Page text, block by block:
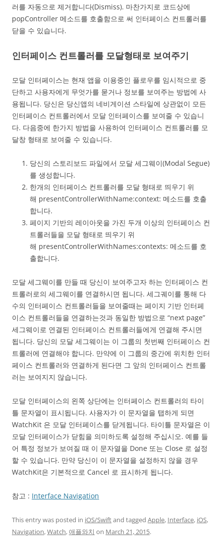
러를 자동으로 제거합니다(Dismiss). 마찬가지로 코드상에
popController 메소드를 호출함으로 써 인터페이스 컨트롤러를
닫을 수 있습니다.
인터페이스 컨트롤러를 모달형태로 보여주기
모달 인터페이스는 현재 앱을 이용중인 플로우를 임시적으로 중
단하고 사용자에게 무엇가를 묻거나 정보를 보여주는 방법에 사
용됩니다. 당신은 당신앱의 네비게이션 스타일에 상관없이 모든
인터페이스 컨트롤러에서 모달 인터페이스를 보여줄 수 있습니
다. 다음중에 한가지 방법을 사용하여 인터페이스 컨트롤러를 모
달창 형태로 보여줄 수 있습니다.
당신의 스토리보드 파일에서 모달 세그웨이(Modal Segue)
를 생성합니다.
한개의 인터페이스 컨트롤러를 모달 형태로 띄우기 위
해 presentControllerWithName:context: 메소드를 호출
합니다.
페이지 기반의 레이아웃을 가진 두개 이상의 인터페이스 컨
트롤러들을 모달 형태로 띄우기 위
해 presentControllerWithNames:contexts: 메소드를 호
출합니다.
모달 세그웨이를 만들 때 당신이 보여주고자 하는 인터페이스 컨
트롤러로의 세그웨이를 연결하시면 됩니다. 세그궤이를 통해 다
수의 인터페이스 컨트롤러들을 보여줄때는 페이지 기반 인터페
이스 컨트롤러들을 연결하는것과 동일한 방법으로 “next page”
세그웨이로 연결된 인터페이스 컨트롤러들에게 연결해 주시면
됩니다. 당신의 모달 세그웨이는 이 그룹의 첫번째 인터페이스 컨
트롤러에 연결해야 합니다. 만약에 이 그룹의 중간에 위치한 인터
페이스 컨트롤러와 연결하게 된다면 그 앞의 인터페이스 컨트롤
러는 보여지지 않습니다.
모달 인터페이스의 왼쪽 상단에는 인터페이스 컨트롤러의 타이
틀 문자열이 표시됩니다. 사용자가 이 문자열을 탭하게 되면
WatchKit 은 모달 인터페이스를 닫게됩니다. 타이틀 문자열은 이
모달 인터페이스가 닫힘을 의미하도록 설정해 주십시오. 예를 들
어 특정 정보가 보여질 때 이 문자열을 Done 또는 Close 로 설정
할 수 있습니다. 만약 당신이 이 문자열을 설정하지 않을 경우
WatchKit은 기본적으로 Cancel 로 표시하게 됩니다.
참고 : Interface Navigation
This entry was posted in iOS/Swiftand tagged Apple, Interface, iOS,
Navigation,Watch,애플와치 on March 21, 2015.